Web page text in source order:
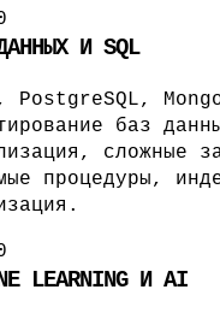
И SQL
PostgreSQL,
баз
сложные
процедуры,
LEARNING И AI